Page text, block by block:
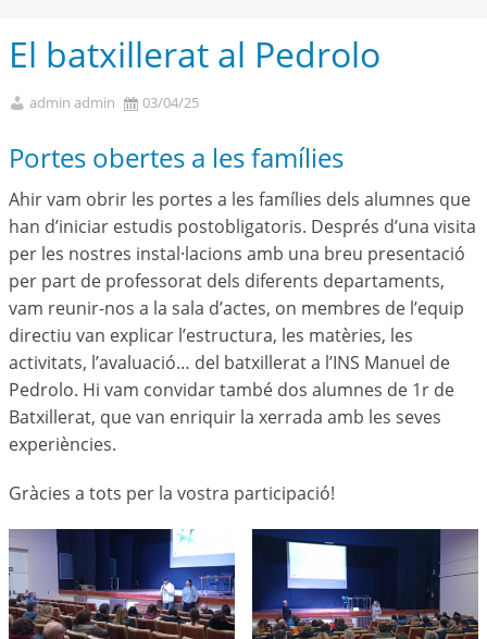
El batxillerat al Pedrolo
admin admin 03/04/25
Portes obertes a les famílies
Ahir vam obrir les portes a les famílies dels alumnes que
han d’iniciar estudis postobligatoris. Després d’una visita
per les nostres instal·lacions amb una breu presentació
per part de professorat dels diferents departaments,
vam reunir-nos a la sala d’actes, on membres de l’equip
directiu van explicar l’estructura, les matèries, les
activitats, l’avaluació… del batxillerat a l’INS Manuel de
Pedrolo. Hi vam convidar també dos alumnes de 1r de
Batxillerat, que van enriquir la xerrada amb les seves
experiències.
Gràcies a tots per la vostra participació!